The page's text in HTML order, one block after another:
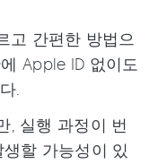
고 간편한 방법으
Apple ID 없이도
.
, 실행 과정이 번
할 가능성이 있